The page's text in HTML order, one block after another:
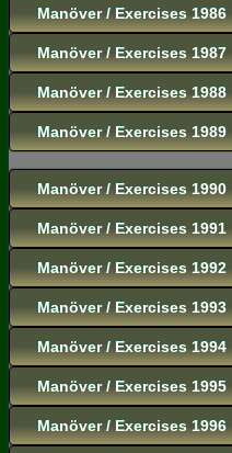
Manöver / Exercises 1986
Manöver / Exercises 1987
Manöver / Exercises 1988
Manöver / Exercises 1989
Manöver / Exercises 1990
Manöver / Exercises 1991
Manöver / Exercises 1992
Manöver / Exercises 1993
Manöver / Exercises 1994
Manöver / Exercises 1995
Manöver / Exercises 1996